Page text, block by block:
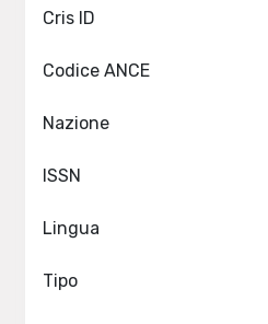
Cris ID
Codice ANCE
Nazione
ISSN
Lingua
Tipo